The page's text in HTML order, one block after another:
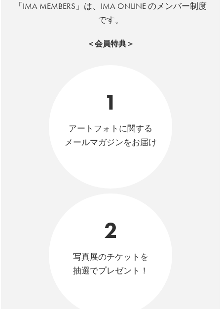
「IMA MEMBERS」は、IMA ONLINE のメンバー制度
です。
＜会員特典＞
1
アートフォトに関する
メールマガジンをお届け
2
写真展のチケットを
抽選でプレゼント！